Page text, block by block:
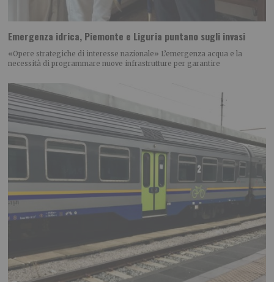
Emergenza idrica, Piemonte e Liguria puntano sugli invasi
«Opere strategiche di interesse nazionale» L’emergenza acqua e la
necessità di programmare nuove infrastrutture per garantire